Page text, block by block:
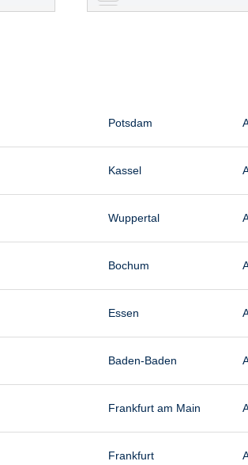
Sonstiges
Vertrieb
Potsdam
Kassel
Wuppertal
Bochum
Essen
Baden-Baden
Frankfurt am Main
Frankfurt